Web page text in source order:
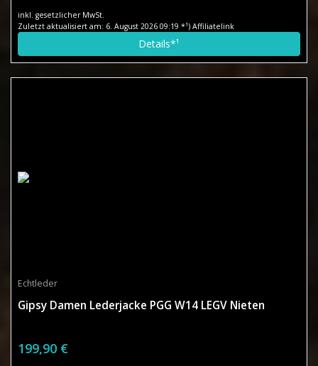
inkl. gesetzlicher MwSt.
Zuletzt aktualisiert am: 6. August 2026 09:19 *¹) Affiliatelink
Details*¹
Echtleder
Gipsy Damen Lederjacke PGG W14 LEGV Nieten
199,90 €